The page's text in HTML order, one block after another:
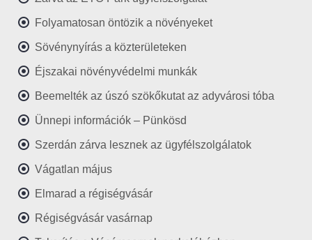
Folyamatosan öntözik a növényeket
Sövénynyírás a közterületeken
Éjszakai növényvédelmi munkák
Beemelték az úszó szökőkutat az adyvárosi tóba
Ünnepi információk – Pünkösd
Szerdán zárva lesznek az ügyfélszolgálatok
Vágatlan május
Elmarad a régiségvásár
Régiségvásár vasárnap